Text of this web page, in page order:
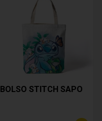
BOLSO STITCH SAPO